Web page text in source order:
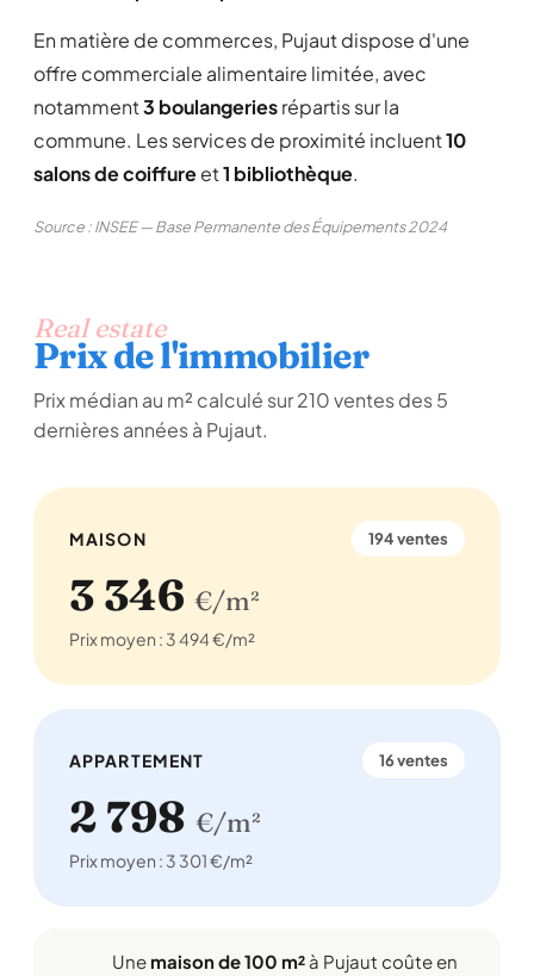
En matière de commerces, Pujaut dispose d'une
offre commerciale alimentaire limitée, avec
notamment3 boulangeriesrépartis sur la
commune. Les services de proximité incluent10
salons de coiffureet1 bibliothèque.
Source : INSEE — Base Permanente des Équipements 2024
Real estate
Prix de l'immobilier
Prix médian au m² calculé sur 210 ventes des 5
dernières années à Pujaut.
MAISON 194 ventes
3 346 €/m²
Prix moyen : 3 494 €/m²
APPARTEMENT 16 ventes
2 798 €/m²
Prix moyen : 3 301 €/m²
Une maison de 100 m² à Pujaut coûte en